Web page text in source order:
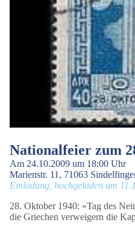
Nationalfeier zum
Am 24.10.2009 um 18:00 Uhr
Marienstr. 11, 71063
Einladung, hochgeladen am
28. Oktober 1940: »Tag des
die Griechen verweigern die